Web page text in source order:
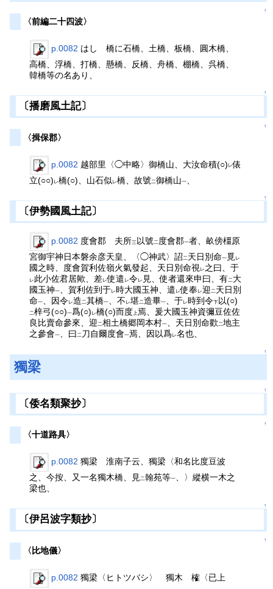
↑
〈前編二十四波〉
p.0082 はし 橋に石橋、土橋、板橋、圓木橋、
高橋、浮橋、打橋、懸橋、反橋、舟橋、棚橋、呉橋、
韓橋等の名あり、
↑
〔播磨風土記〕
↑
〈揖保郡〉
p.0082 越部里〈◯中略〉御橋山、大汝命積(○) レ俵
立(○○) レ橋(○)、山石似 レ橋、故號 二御橋山一
↑
〔伊勢國風土記〕
p.0082 度會郡 夫所三 以號二 度會郡一者、畝傍橿原
宮御宇神日本磐余彦天皇、〈◯神武〉詔二天日別命一 覓レ
國之時、度會賀利佐嶺火氣發起、天日別命視レ 之曰、于
レ 此小佐君居歟、差レ使遣 レ令レ 見、使者還來申曰、有二大
國玉神一、賀利佐到于レ時大國玉神、遣 レ使奉レ迎二天日別
命一、因令レ造二其橋一、不 レ堪二造畢一、于レ時到令下以(○)
二梓弓(○○)一爲(○) レ橋(○)而度上焉、爰大國玉神資彌豆佐佐
良比賣命參來、迎二相土橋郷岡本村一、天日別命歡二地主
之參會一、曰二刀自爾度會一焉、因以爲レ名也、
↑
獨梁
↑
〔倭名類聚抄〕
↑
〈十道路具〉
p.0082 獨梁 淮南子云、獨梁〈和名比度豆波
之、今按、又一名獨木橋、見二翰苑等一
、〉縱横一木之
梁也、
↑
〔伊呂波字類抄〕
↑
〈比地儀〉
p.0082 獨梁〈ヒトツバシ〉 獨木 榷〈已上